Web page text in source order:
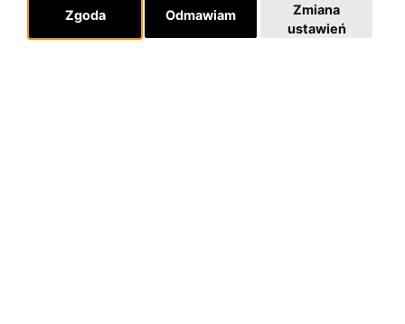
Zgoda Odmawiam
Zmiana
ustawień
Dla organizatorów